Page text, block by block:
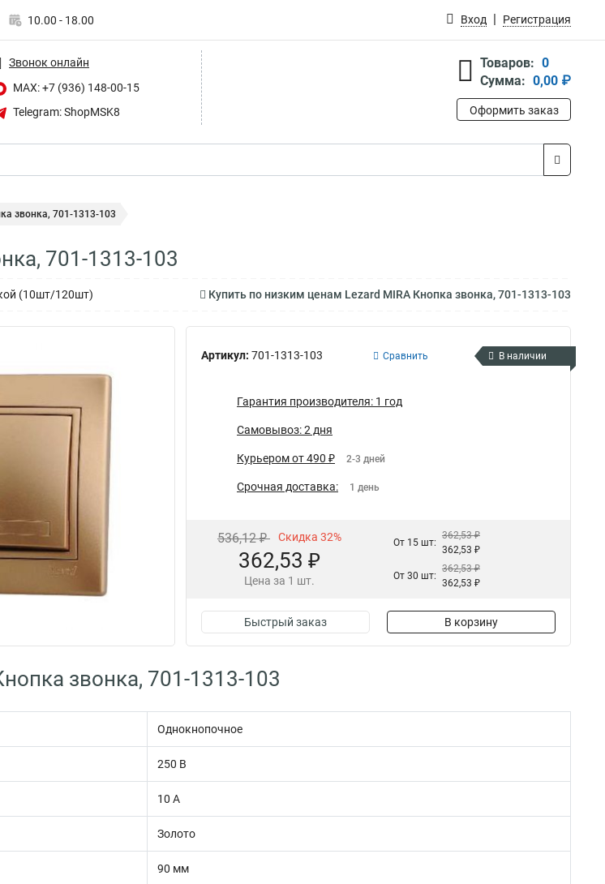
10.00 - 18.00 Вход Регистрация
Звонок онлайн
MAX: +7 (936) 148-00-15
Telegram: ShopMSK8
Товаров: 0
Сумма: 0,00 ₽
Оформить заказ
звонка, 701-1313-103
701-1313-103
(10шт/120шт) Купить по низким ценам Lezard MIRA Кнопка звонка, 701-1313-103
Артикул: 701-1313-103 Сравнить В наличии
Гарантия производителя: 1 год
Самовывоз: 2 дня
Курьером от 490 ₽ 2-3 дней
Срочная доставка: 1 день
536,12 ₽ Скидка 32%
362,53 ₽
Цена за 1 шт.
От 15 шт:
362,53 ₽
362,53 ₽
От 30 шт:
362,53 ₽
362,53 ₽
Быстрый заказ В корзину
звонка, 701-1313-103
Однокнопочное
250 В
10 А
Золото
90 мм